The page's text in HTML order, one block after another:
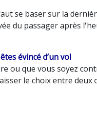
se baser sur la
du passager après
évincé d’un vol
ou que vous soyez
le choix entre deux